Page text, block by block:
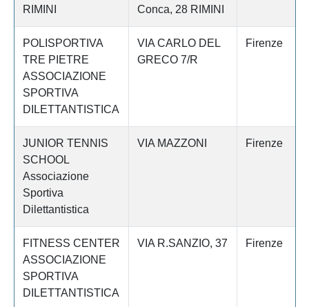
RIMINI
Conca, 28 RIMINI
POLISPORTIVA
TRE PIETRE
ASSOCIAZIONE
SPORTIVA
DILETTANTISTICA
VIA CARLO DEL
GRECO 7/R
Firenze
JUNIOR TENNIS
SCHOOL
Associazione
Sportiva
Dilettantistica
VIA MAZZONI Firenze
FITNESS CENTER
ASSOCIAZIONE
SPORTIVA
DILETTANTISTICA
VIA R.SANZIO, 37 Firenze